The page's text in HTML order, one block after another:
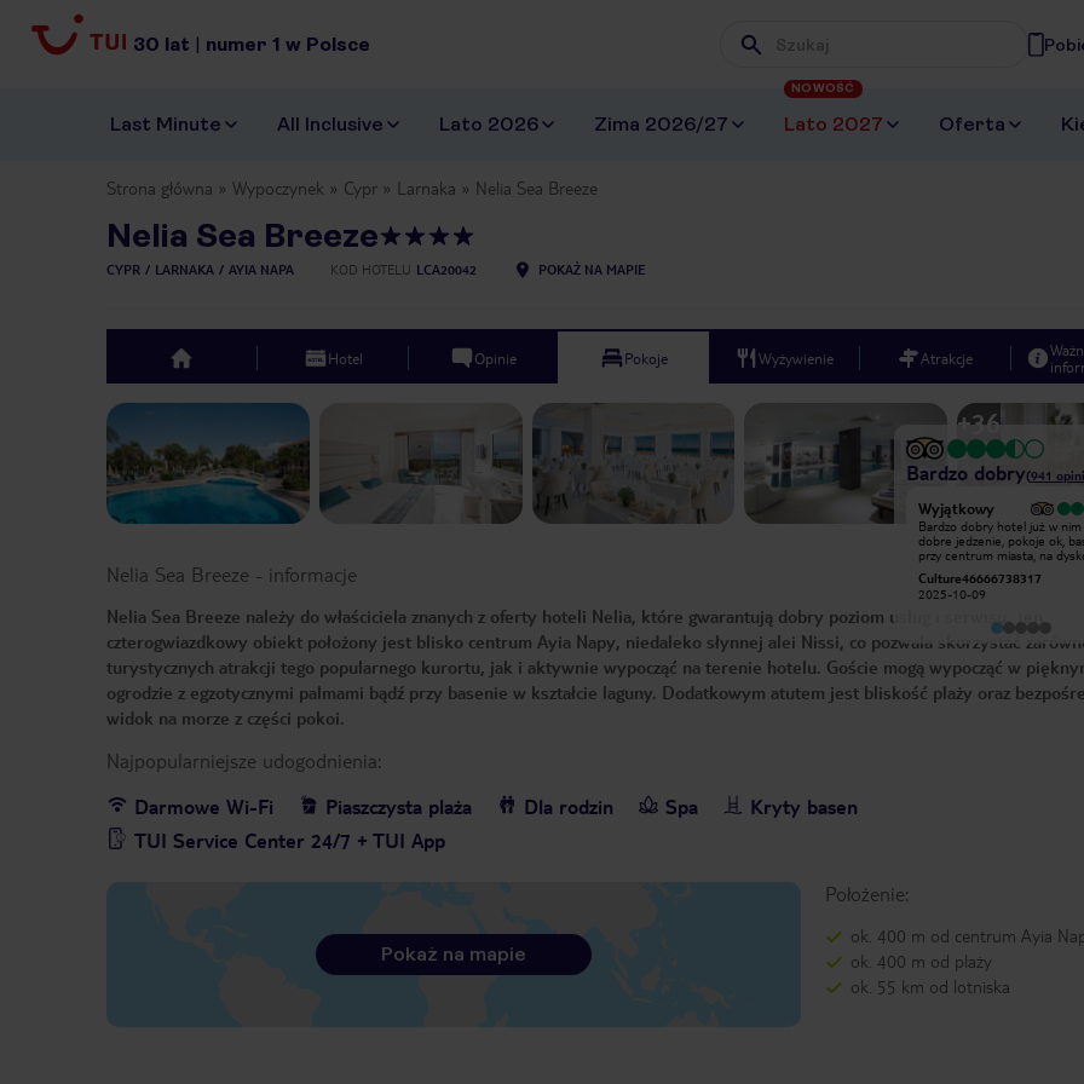
30 lat | numer 1 w Polsce Wpisz frazę, której szukasz
Last Minute All Inclusive Lato 2026 Zima 2026/27 Lato 2027
NOWOŚĆ
Oferta
Strona główna Wypoczynek Cypr Larnaka Nelia Sea Breeze
Nelia Sea Breeze
CYPR LARNAKA AYIA NAPA KOD HOTELU LCA20042 POKAŻ NA MAPIE
top Hotel Opinie Pokoje Wyżywienie Atrakcje
+36
Bardzo dobry(941
Hotel masakryczny.Brudno w
dwie sałatki z karty.nie ma bufetu.po
21 nic już nie ma .obsługa mówi że
na kolację się kończy.plaza nie
istnieje.jest tylko kamieniste zejście
.niebezpieczne .dojście do morza
śmieci wszędzie.wydalismy 12000 i
Wyjątkowy
Bardzo dobry hotel już w nim
dobre jedzenie, pokoje ok,
przy centrum miasta, na
pozdrowienia dla Santosh z
szefowej myroylla
Culture46666738317
2025-10-09
Nelia Sea Breeze - informacje
Nelia Sea Breeze należy do właściciela znanych z oferty hoteli Nelia, które gwarantują dobry poziom usług i serwisu. Ten
czterogwiazdkowy obiekt położony jest blisko centrum Ayia Napy, niedaleko słynnej alei Nissi, co pozwala skorzystać
turystycznych atrakcji tego popularnego kurortu, jak i aktywnie wypocząć na terenie hotelu. Goście mogą wypocząć w
ogrodzie z egzotycznymi palmami bądź przy basenie w kształcie laguny. Dodatkowym atutem jest bliskość plaży oraz
widok na morze z części pokoi.
Najpopularniejsze udogodnienia:
Darmowe Wi-Fi
Piaszczysta plaża Dla rodzin Spa
Kryty basen
TUI Service Center 24/7 + TUI App
Położenie:
ok. 400 m od centrum Ayia
ok. 400 m od plaży
ok. 55 km od lotniska
Pokaż na mapie